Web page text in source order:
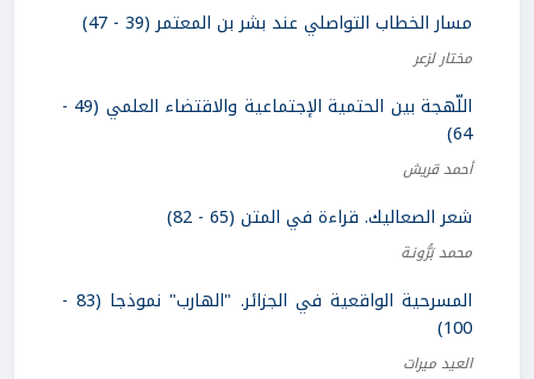
مسار الخطاب التواصلي عند بشر بن المعتمر (39 - 47)
مختار لزعر
اللّهجة بين الحتمية الإجتماعية والاقتضاء العلمي (49 -
64)
أحمد قريش
شعر الصعاليك. قراءة في المتن (65 - 82)
محمد بَرُّونـة
المسرحية الواقعية في الجزائر. "الهارب" نموذجا (83 -
100)
العيد ميرات